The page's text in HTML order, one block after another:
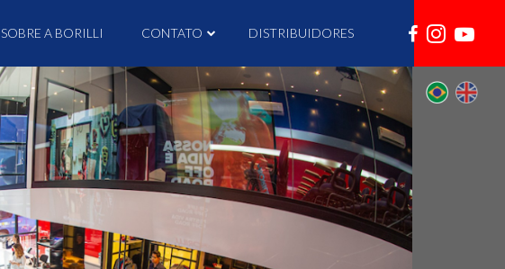
SOBRE A BORILLI CONTATO DISTRIBUIDORES